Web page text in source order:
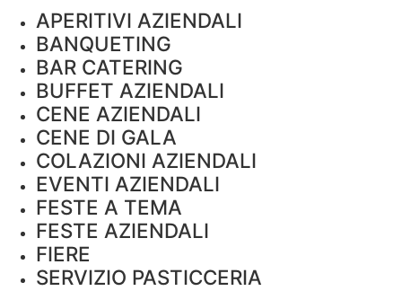
APERITIVI AZIENDALI
BANQUETING
BAR CATERING
BUFFET AZIENDALI
CENE AZIENDALI
CENE DI GALA
COLAZIONI AZIENDALI
EVENTI AZIENDALI
FESTE A TEMA
FESTE AZIENDALI
FIERE
SERVIZIO PASTICCERIA